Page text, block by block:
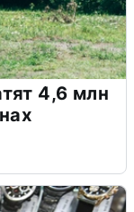
4,6 млн